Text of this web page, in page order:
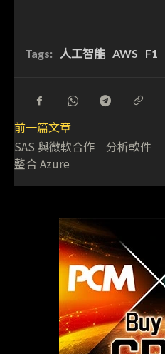
Tags: 人工智能 AWS F1
前一篇文章
SAS 與微軟合作 分析軟件
整合 Azure